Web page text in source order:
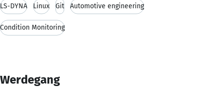
LS-DYNA Linux Git Automotive engineering
Condition Monitoring
Werdegang